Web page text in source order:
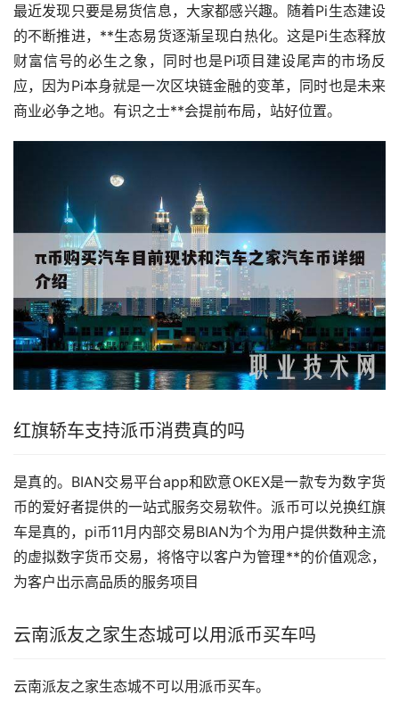
最近发现只要是易货信息，大家都感兴趣。随着Pi生态建设
的不断推进，**生态易货逐渐呈现白热化。这是Pi生态释放
财富信号的必生之象，同时也是Pi项目建设尾声的市场反
应，因为Pi本身就是一次区块链金融的变革，同时也是未来
商业必争之地。有识之士**会提前布局，站好位置。
红旗轿车支持派币消费真的吗
是真的。BIAN交易平台app和欧意OKEX是一款专为数字货
币的爱好者提供的一站式服务交易软件。派币可以兑换红旗
车是真的，pi币11月内部交易BIAN为个为用户提供数种主流
的虚拟数字货币交易，将恪守以客户为管理**的价值观念，
为客户出示高品质的服务项目
云南派友之家生态城可以用派币买车吗
云南派友之家生态城不可以用派币买车。